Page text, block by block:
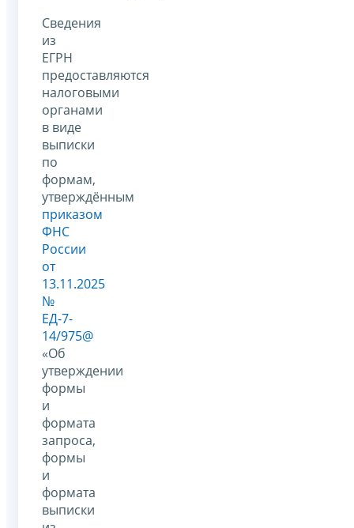
Сведения
из
ЕГРН
предоставляются
налоговыми
органами
в виде
выписки
по
формам,
утверждённым
приказом
ФНС
России
от
13.11.2025
№
ЕД-7-
14/975@
«Об
утверждении
формы
и
формата
запроса,
формы
и
формата
выписки